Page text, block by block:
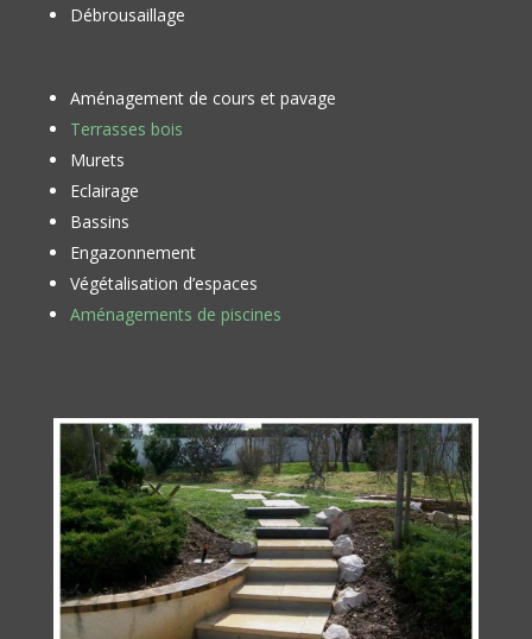
Débrousaillage
Aménagement de cours et pavage
Terrasses bois
Murets
Eclairage
Bassins
Engazonnement
Végétalisation d’espaces
Aménagements de piscines